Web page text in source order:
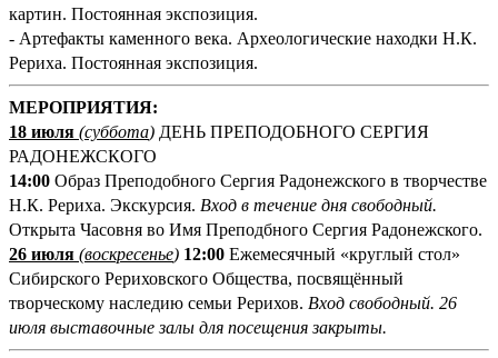
картин. Постоянная экспозиция.
- Артефакты каменного века. Археологические находки Н.К.
Рериха. Постоянная экспозиция.
МЕРОПРИЯТИЯ:
18 июля (суббота) ДЕНЬ ПРЕПОДОБНОГО СЕРГИЯ
РАДОНЕЖСКОГО
14:00 Образ Преподобного Сергия Радонежского в творчестве
Н.К. Рериха. Экскурсия. Вход в течение дня свободный.
Открыта Часовня во Имя Преподбного Сергия Радонежского.
26 июля (воскресенье) 12:00 Ежемесячный «круглый стол»
Сибирского Рериховского Общества, посвящённый
творческому наследию семьи Рерихов. Вход свободный. 26
июля выставочные залы для посещения закрыты.